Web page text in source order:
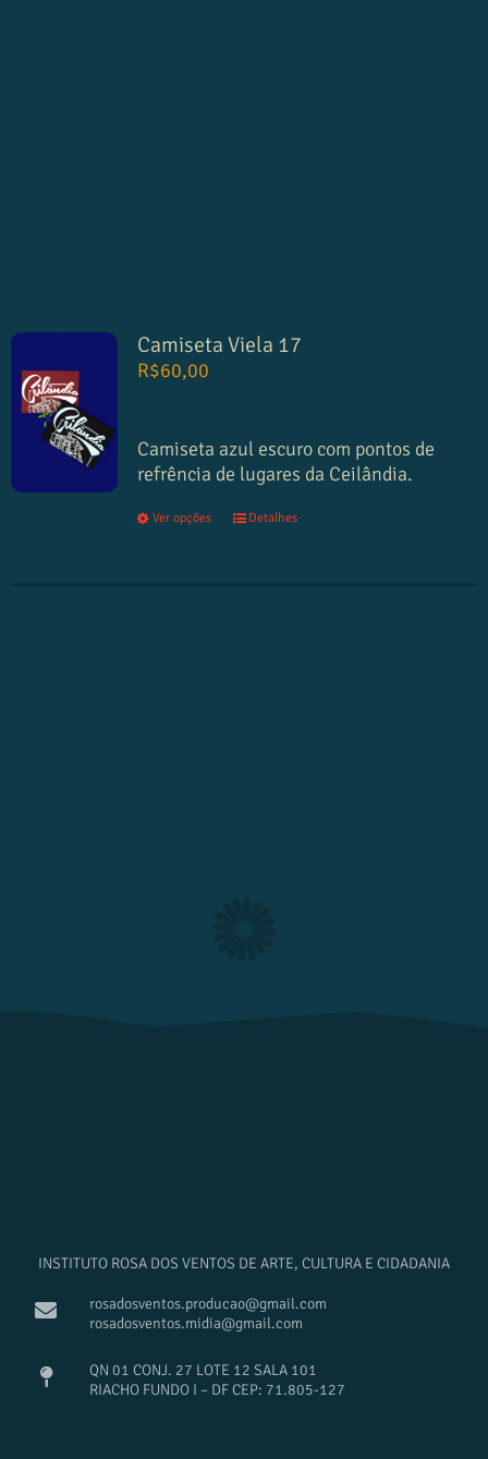
Camiseta Viela 17
R$60,00
Camiseta azul escuro com pontos de
refrência de lugares da Ceilândia.
Ver opções Detalhes
INSTITUTO ROSA DOS VENTOS DE ARTE, CULTURA E CIDADANIA
rosadosventos.producao@gmail.com
rosadosventos.midia@gmail.com
QN 01 CONJ. 27 LOTE 12 SALA 101
RIACHO FUNDO I – DF CEP: 71.805-127